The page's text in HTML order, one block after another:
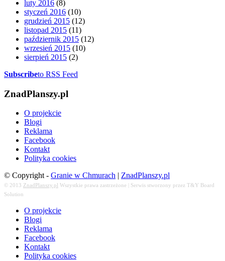
luty 2016 (8)
styczeń 2016 (10)
grudzień 2015 (12)
listopad 2015 (11)
październik 2015 (12)
wrzesień 2015 (10)
sierpień 2015 (2)
Subscribeto RSS Feed
ZnadPlanszy.pl
O projekcie
Blogi
Reklama
Facebook
Kontakt
Polityka cookies
© Copyright - Granie w Chmurach | ZnadPlanszy.pl
© 2013 ZnadPlanszy.pl Wszystkie prawa zastrzeżone | Serwis stworzony przez T&Y Board
Solution
O projekcie
Blogi
Reklama
Facebook
Kontakt
Polityka cookies